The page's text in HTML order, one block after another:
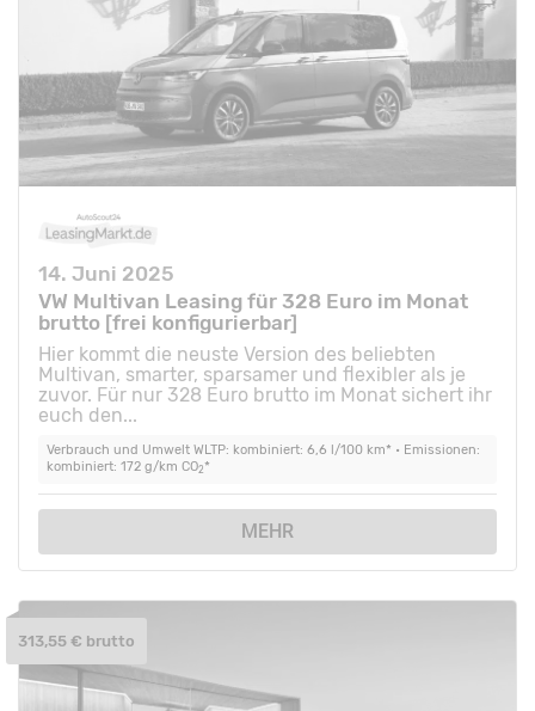
14. Juni 2025
VW Multivan Leasing für 328 Euro im Monat
brutto [frei konfigurierbar]
Hier kommt die neuste Version des beliebten
Multivan, smarter, sparsamer und flexibler als je
zuvor. Für nur 328 Euro brutto im Monat sichert ihr
euch den...
Verbrauch und Umwelt WLTP: kombiniert: 6,6 l/100 km* • Emissionen:
kombiniert: 172 g/km CO2*
MEHR
313,55 € brutto